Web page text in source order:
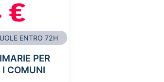
€
ENTRO 72H
PER
I COMUNI